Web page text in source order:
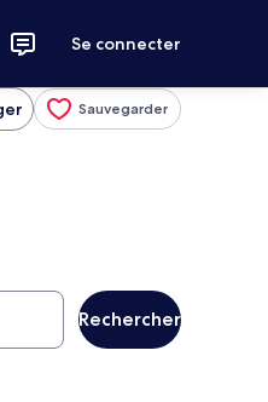
Se connecter
Sauvegarder
Rechercher